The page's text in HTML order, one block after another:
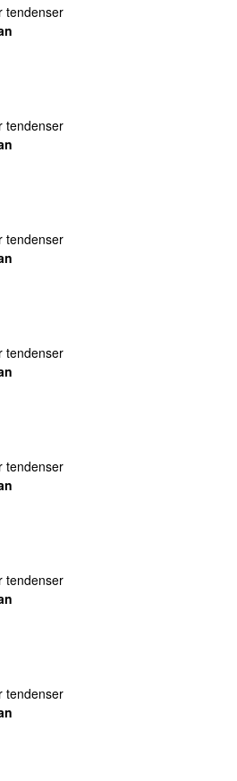
tendenser
tendenser
tendenser
tendenser
tendenser
tendenser
tendenser